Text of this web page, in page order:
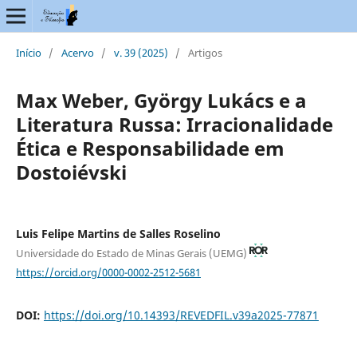
Início / Acervo / v. 39 (2025) / Artigos
Max Weber, György Lukács e a
Literatura Russa: Irracionalidade
Ética e Responsabilidade em
Dostoiévski
Luis Felipe Martins de Salles Roselino
Universidade do Estado de Minas Gerais (UEMG)
https://orcid.org/0000-0002-2512-5681
DOI: https://doi.org/10.14393/REVEDFIL.v39a2025-77871